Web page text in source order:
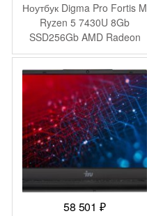
Ноутбук Digma Pro Fortis M
Ryzen 5 7430U 8Gb
SSD256Gb AMD Radeon
Graphics 15.6″ IPS FHD
(1920×1080) Windows 11
Pro grey WiFi BT Cam
4250mAh (DN15R5-
8CXW04)
58 501₽